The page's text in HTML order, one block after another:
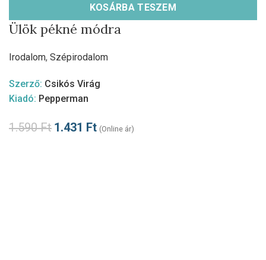
KOSÁRBA TESZEM
Ülök pékné módra
Irodalom, Szépirodalom
Szerző: Csikós Virág
Kiadó: Pepperman
1.590Ft 1.431 Ft (Online ár)